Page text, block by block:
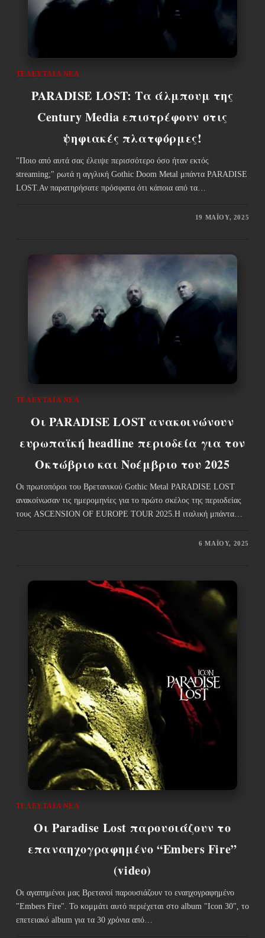
ΤΕΛΕΥΤΑΊΑ ΝΈΑ
PARADISE LOST: Τα άλμπουμ της
Century Media επιστρέφουν στις
ψηφιακές πλατφόρμες!
"Ποιο από αυτά σας έλειψε περισσότερο όσο ήταν εκτός
streaming;" ρωτά η αγγλική Gothic Doom Metal μπάντα PARADISE
LOST.Αν παρατηρήσατε πρόσφατα ότι κάποια από τα…
19 ΜΑΪ́ΟΥ, 2025
ΤΕΛΕΥΤΑΊΑ ΝΈΑ
Οι PARADISE LOST ανακοινώνουν
ευρωπαϊκή headline περιοδεία για τον
Οκτώβριο και Νοέμβριο του 2025
Οι πρωτοπόροι του Βρετανικού Gothic Metal PARADISE LOST
ανακοίνωσαν τις ημερομηνίες για το πρώτο σκέλος της περιοδείας
τους ASCENSION OF EUROPE TOUR 2025.Η ιταλική μπάντα…
6 ΜΑΪ́ΟΥ, 2025
ΤΕΛΕΥΤΑΊΑ ΝΈΑ
Οι Paradise Lost παρουσιάζουν το
επαναηχογραφημένο “Embers Fire”
(video)
Οι αγαπημένοι μας Βρετανοί παρουσιάζουν το εναηχογραφημένο
"Embers Fire". Το κομμάτι αυτό περιέχεται στο album "Icon 30", το
επετειακό album για τα 30 χρόνια από…